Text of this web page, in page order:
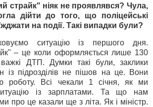
страйк" ніяк не проявлявся? Чула,
дійти до того, що поліцейські
на події. Такі випадки були?
ситуацію із першого дня.
– це коли оформляється лише 130
ДТП. Думки такі були, заклики
із підрозділів не пішов на це. Вони
роботу. Всі чекали 1 січня, як ми
із зарплатами. Та що нам
про це казали ще з літа. Як і міністр.